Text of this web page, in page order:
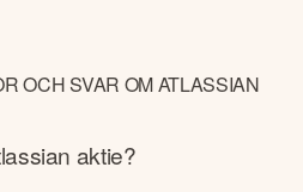
OCH SVAR OM ATLASSIAN
aktie?